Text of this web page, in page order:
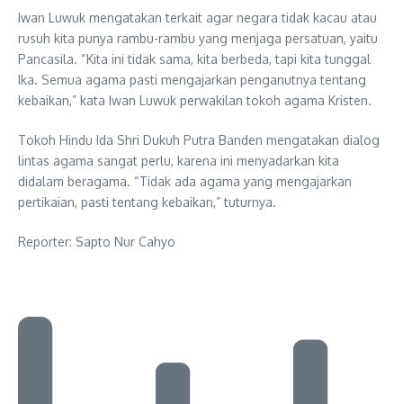
Iwan Luwuk mengatakan terkait agar negara tidak kacau atau
rusuh kita punya rambu-rambu yang menjaga persatuan, yaitu
Pancasila. “Kita ini tidak sama, kita berbeda, tapi kita tunggal
Ika. Semua agama pasti mengajarkan penganutnya tentang
kebaikan,” kata Iwan Luwuk perwakilan tokoh agama Kristen.
Tokoh Hindu Ida Shri Dukuh Putra Banden mengatakan dialog
lintas agama sangat perlu, karena ini menyadarkan kita
didalam beragama. “Tidak ada agama yang mengajarkan
pertikaian, pasti tentang kebaikan,” tuturnya.
Reporter: Sapto Nur Cahyo